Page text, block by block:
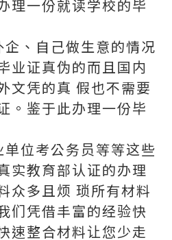
理一份就读学校的毕
、自己做生意的情况
业证真伪的而且国内
文凭的真 假也不需要
。鉴于此办理一份毕
位考公务员等等这些
实教育部认证的办理
众多且烦 琐所有材料
们凭借丰富的经验快
速整合材料让您少走